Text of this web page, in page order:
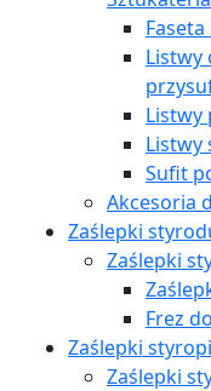
Listwy
Listwy
Listwy
Sufit
Akcesoria
Zaślepki
Zaślepki
Frez
Zaślepki
Zaślepki